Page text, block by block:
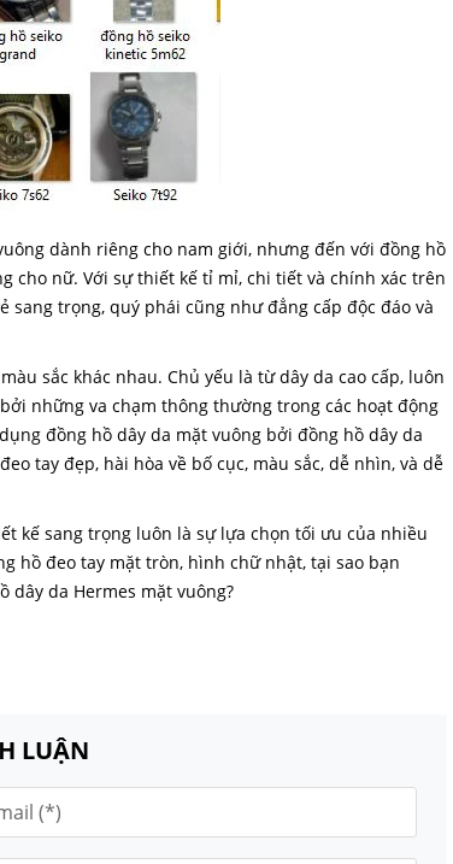
dành riêng cho nam giới, nhưng đến với đồng hồ
cho nữ. Với sự thiết kế tỉ mỉ, chi tiết và chính xác trên
trọng, quý phái cũng như đẳng cấp độc đáo và
sắc khác nhau. Chủ yếu là từ dây da cao cấp, luôn
những va chạm thông thường trong các hoạt động
đồng hồ dây da mặt vuông bởi đồng hồ dây da
tay đẹp, hài hòa về bố cục, màu sắc, dễ nhìn, và dễ
kế sang trọng luôn là sự lựa chọn tối ưu của nhiều
hồ đeo tay mặt tròn, hình chữ nhật, tại sao bạn
dây da Hermes mặt vuông?
LUẬN